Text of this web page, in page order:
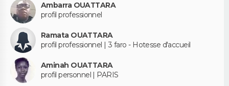
Ambarra OUATTARA
profil professionnel
Ramata OUATTARA
profil professionnel | 3 faro - Hotesse d'accueil
Aminah OUATTARA
profil personnel | PARIS